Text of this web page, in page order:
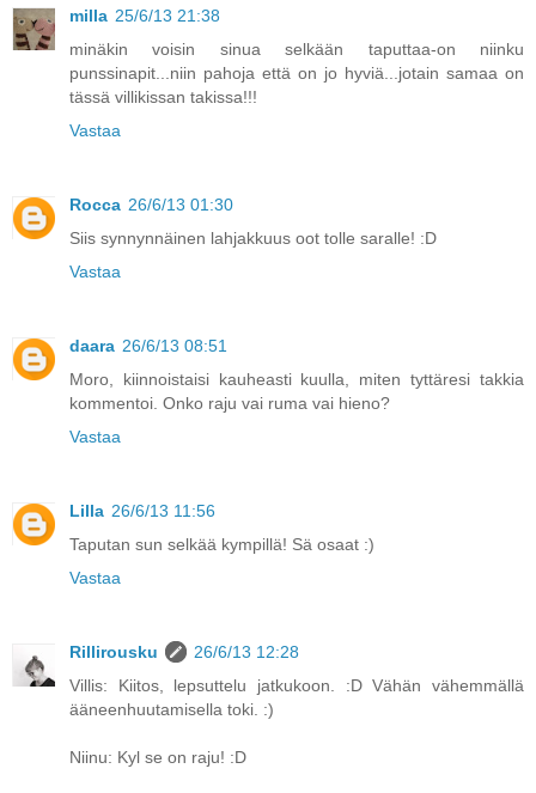
milla 25/6/13 21:38
minäkin voisin sinua selkään taputtaa-on niinku
punssinapit...niin pahoja että on jo hyviä...jotain samaa on
tässä villikissan takissa!!!
Vastaa
Rocca 26/6/13 01:30
Siis synnynnäinen lahjakkuus oot tolle saralle! :D
Vastaa
daara 26/6/13 08:51
Moro, kiinnoistaisi kauheasti kuulla, miten tyttäresi takkia
kommentoi. Onko raju vai ruma vai hieno?
Vastaa
Lilla 26/6/13 11:56
Taputan sun selkää kympillä! Sä osaat :)
Vastaa
Rillirousku
26/6/13 12:28
Villis: Kiitos, lepsuttelu jatkukoon. :D Vähän vähemmällä
ääneenhuutamisella toki. :)
Niinu: Kyl se on raju! :D